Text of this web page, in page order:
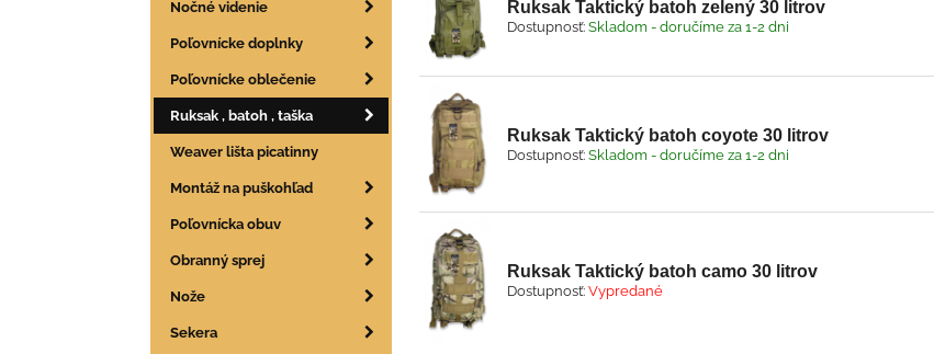
Ruksak Taktický batoh zelený 30 litrov
Dostupnosť: Skladom - doručíme za 1-2 dni
Ruksak Taktický batoh coyote 30 litrov
Dostupnosť: Skladom - doručíme za 1-2 dni
Ruksak Taktický batoh camo 30 litrov
Dostupnosť: Vypredané
Nočné videnie
Poľovnícke doplnky
Poľovnícke oblečenie
Ruksak , batoh , taška
Weaver lišta picatinny
Montáž na puškohľad
Poľovnícka obuv
Obranný sprej
Nože
Sekera